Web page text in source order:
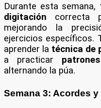
Durante esta semana,
digitación correcta
mejorando la
ejercicios específicos.
aprender la técnica de
a practicar
alternando la púa.
Semana 3: Acordes